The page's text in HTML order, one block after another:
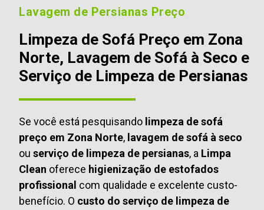
Lavagem de Persianas Preço
Limpeza de Sofá Preço em Zona
Norte, Lavagem de Sofá à Seco e
Serviço de Limpeza de Persianas
Se você está pesquisando limpeza de sofá
preço em Zona Norte, lavagem de sofá à seco
ou serviço de limpeza de persianas, a Limpa
Clean oferece higienização de estofados
profissional com qualidade e excelente custo-
benefício. O custo do serviço de limpeza de